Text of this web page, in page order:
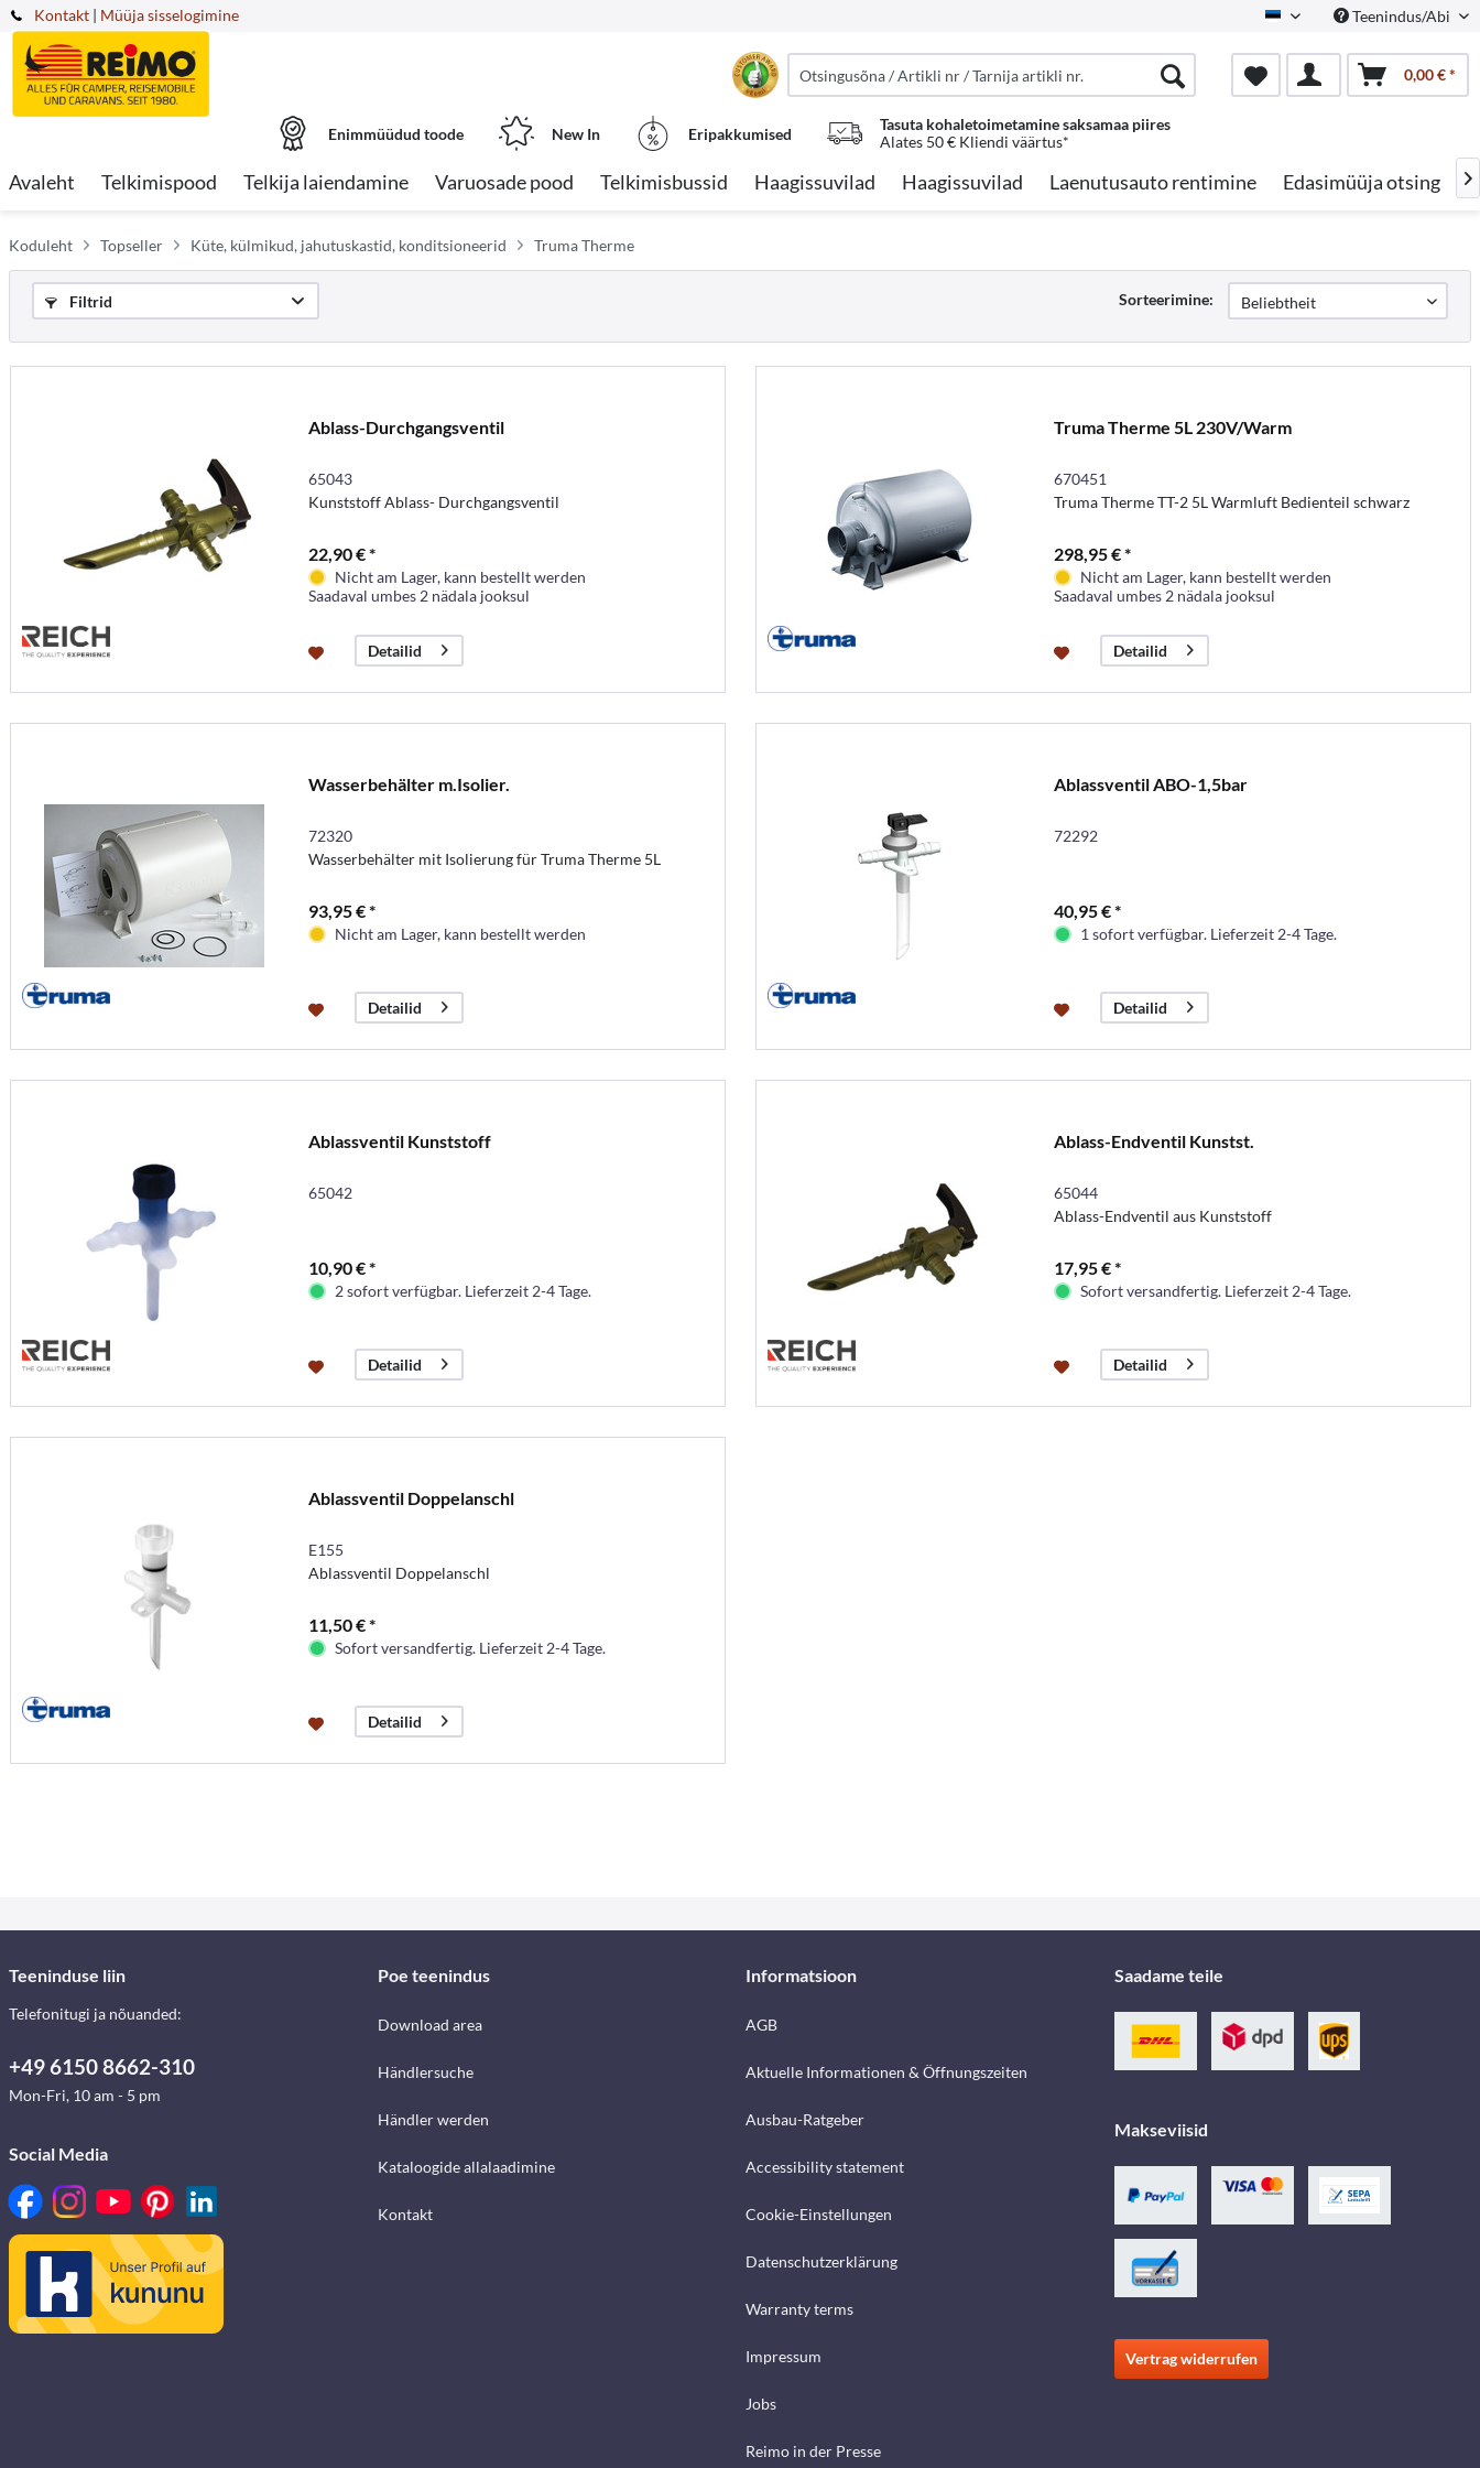
Kontakt Estonian Teenindus/Abi
| Müüja sisselogimine
0,00 € *
Enimmüüdud toode New In Eripakkumised
Tasuta kohaletoimetamine saksamaa piires
Alates 50 € Kliendi väärtus*
Avaleht Telkimispood Telkija laiendamine Varuosade pood Telkimisbussid Haagissuvilad Haagissuvilad Laenutusauto rentimine Edasimüüja otsing 
Koduleht Topseller Küte, külmikud, jahutuskastid, konditsioneerid Truma Therme
Filtrid Sorteerimine:
Ablass-Durchgangsventil
65043
Kunststoff Ablass- Durchgangsventil
22,90 € *
Nicht am Lager, kann bestellt werden
Saadaval umbes 2 nädala jooksul
Detailid
Truma Therme 5L 230V/Warm
670451
Truma Therme TT-2 5L Warmluft Bedienteil schwarz
298,95 € *
Nicht am Lager, kann bestellt werden
Saadaval umbes 2 nädala jooksul
Detailid
Wasserbehälter m.Isolier.
72320
Wasserbehälter mit Isolierung für Truma Therme 5L
93,95 € *
Nicht am Lager, kann bestellt werden
Detailid
Ablassventil ABO-1,5bar
72292
40,95 € *
1 sofort verfügbar. Lieferzeit 2-4 Tage.
Detailid
Ablassventil Kunststoff
65042
10,90 € *
2 sofort verfügbar. Lieferzeit 2-4 Tage.
Detailid
Ablass-Endventil Kunstst.
65044
Ablass-Endventil aus Kunststoff
17,95 € *
Sofort versandfertig. Lieferzeit 2-4 Tage.
Detailid
Ablassventil Doppelanschl
E155
Ablassventil Doppelanschl
11,50 € *
Sofort versandfertig. Lieferzeit 2-4 Tage.
Detailid
Teeninduse liin
Telefonitugi ja nõuanded:
+49 6150 8662-310
Mon-Fri, 10 am - 5 pm
Social Media
Poe teenindus
Download area
Händlersuche
Händler werden
Kataloogide allalaadimine
Kontakt
Informatsioon
AGB
Aktuelle Informationen & Öffnungszeiten
Ausbau-Ratgeber
Accessibility statement
Cookie-Einstellungen
Datenschutzerklärung
Warranty terms
Impressum
Jobs
Reimo in der Presse
Saadame teile
Makseviisid
Vertrag widerrufen